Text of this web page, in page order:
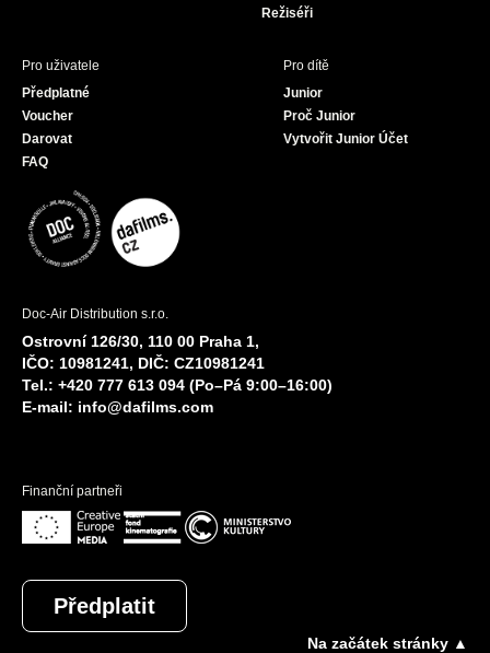
Režiséři
Pro uživatele
Předplatné
Voucher
Darovat
FAQ
Pro dítě
Junior
Proč Junior
Vytvořit Junior Účet
Doc-Air Distribution s.r.o.
Ostrovní 126/30, 110 00 Praha 1,
IČO: 10981241, DIČ: CZ10981241
Tel.: +420 777 613 094 (Po–Pá 9:00–16:00)
E-mail: info@dafilms.com
Finanční partneři
Předplatit
Na začátek stránky ▲